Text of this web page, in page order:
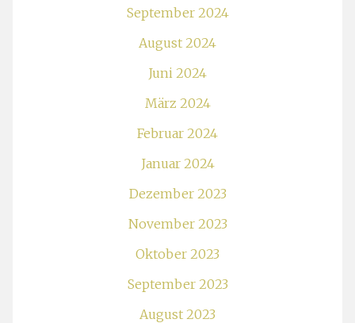
September 2024
August 2024
Juni 2024
März 2024
Februar 2024
Januar 2024
Dezember 2023
November 2023
Oktober 2023
September 2023
August 2023